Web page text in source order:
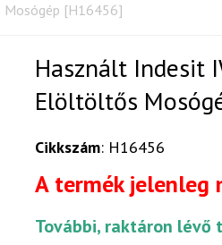
[H16456]
Használt Indesit
Elöltöltős
Cikkszám: H16456
A termék jelenleg
További, raktáron lévő